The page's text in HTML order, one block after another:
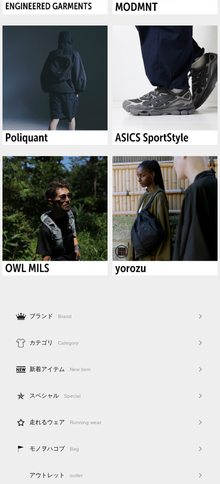
ブランド Brand
カテゴリ Category
新着アイテム New item
スペシャル Special
走れるウェア Running wear
モノヲハコブ Bag
アウトレット outlet